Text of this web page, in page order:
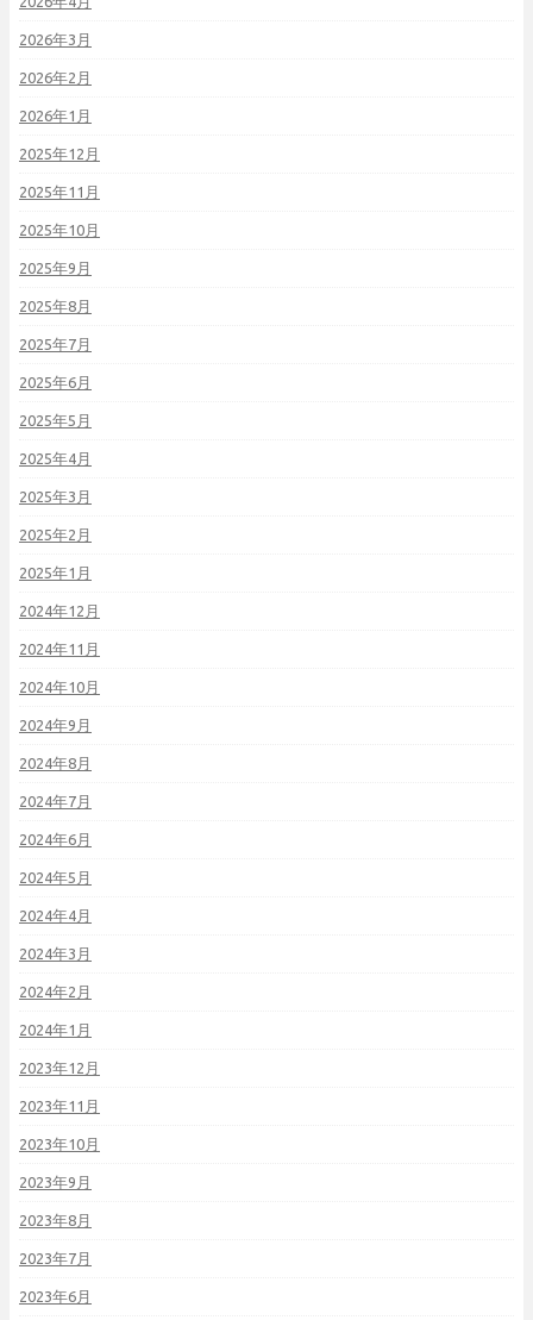
2026年3月
2026年2月
2026年1月
2025年12月
2025年11月
2025年10月
2025年9月
2025年8月
2025年7月
2025年6月
2025年5月
2025年4月
2025年3月
2025年2月
2025年1月
2024年12月
2024年11月
2024年10月
2024年9月
2024年8月
2024年7月
2024年6月
2024年5月
2024年4月
2024年3月
2024年2月
2024年1月
2023年12月
2023年11月
2023年10月
2023年9月
2023年8月
2023年7月
2023年6月